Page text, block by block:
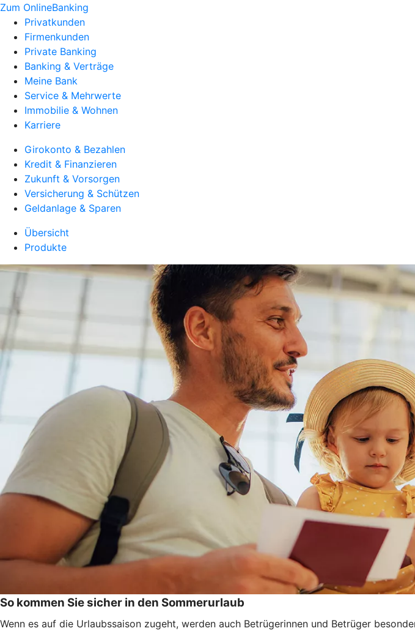
Zum OnlineBanking
Privatkunden
Firmenkunden
Private Banking
Banking & Verträge
Meine Bank
Service & Mehrwerte
Immobilie & Wohnen
Karriere
Girokonto & Bezahlen
Kredit & Finanzieren
Zukunft & Vorsorgen
Versicherung & Schützen
Geldanlage & Sparen
Übersicht
Produkte
So kommen Sie sicher in den Sommerurlaub
Wenn es auf die Urlaubssaison zugeht, werden auch Betrügerinnen und Betrüger